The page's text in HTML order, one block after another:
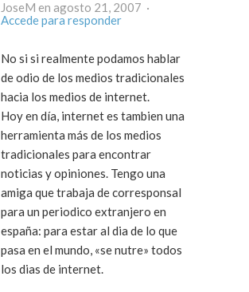
JoseM en agosto 21, 2007 ·
Accede para responder
No si si realmente podamos hablar
de odio de los medios tradicionales
hacia los medios de internet.
Hoy en día, internet es tambien una
herramienta más de los medios
tradicionales para encontrar
noticias y opiniones. Tengo una
amiga que trabaja de corresponsal
para un periodico extranjero en
españa: para estar al dia de lo que
pasa en el mundo, «se nutre» todos
los dias de internet.